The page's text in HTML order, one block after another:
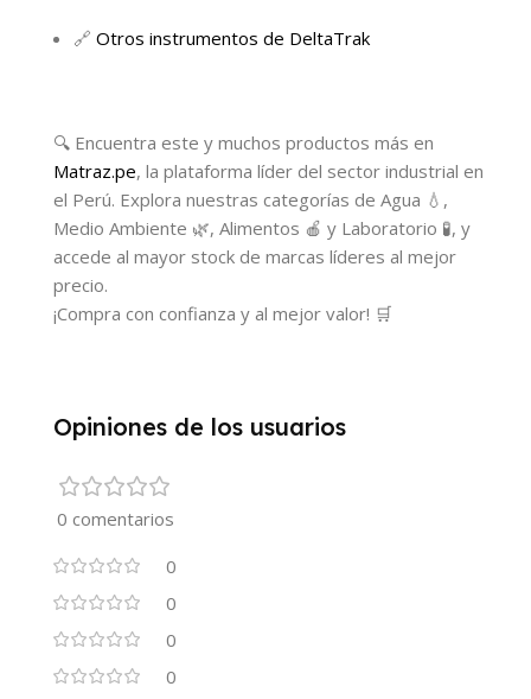
🔗 Otros instrumentos de DeltaTrak
🔍 Encuentra este y muchos productos más en
Matraz.pe, la plataforma líder del sector industrial en
el Perú. Explora nuestras categorías de Agua 💧,
Medio Ambiente 🌿, Alimentos 🍎 y Laboratorio 🧪, y
accede al mayor stock de marcas líderes al mejor
precio.
¡Compra con confianza y al mejor valor! 🛒
Opiniones de los usuarios
0 comentarios
0
0
0
0